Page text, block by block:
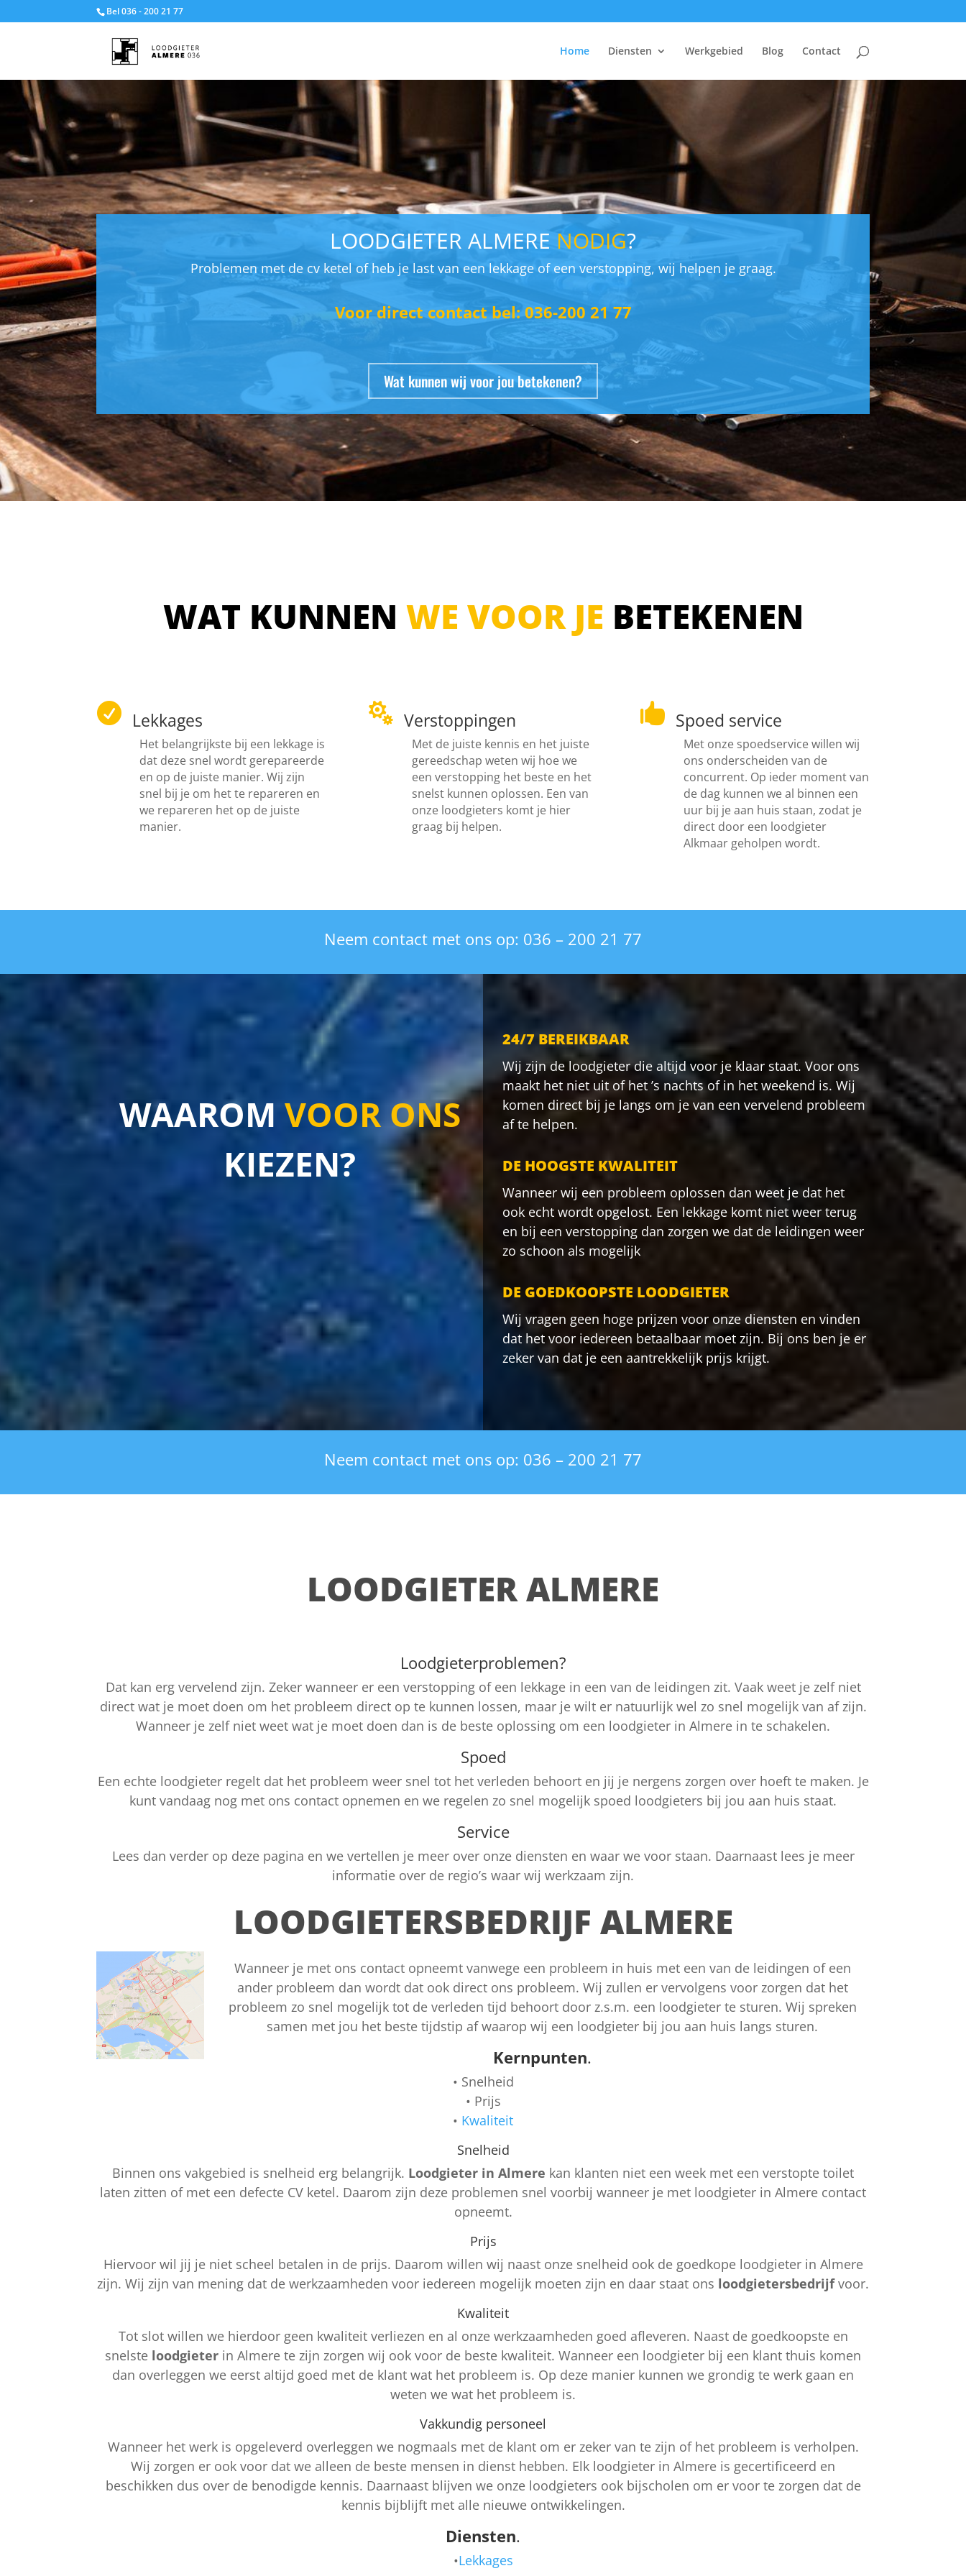
Bel 036 - 200 21 77
Home Diensten Werkgebied Blog Contact
LOODGIETER ALMERENODIG?
Problemen met de cv ketel of heb je last van een lekkage of een verstopping, wij helpen je graag.
Voor direct contact bel: 036-200 21 77
Wat kunnen wij voor jou betekenen?
WAT KUNNEN WE VOOR JE BETEKENEN
 Lekkages
Het belangrijkste bij een lekkage is
dat deze snel wordt gerepareerde
en op de juiste manier. Wij zijn
snel bij je om het te repareren en
we repareren het op de juiste
manier.
 Verstoppingen
Met de juiste kennis en het juiste
gereedschap weten wij hoe we
een verstopping het beste en het
snelst kunnen oplossen. Een van
onze loodgieters komt je hier
graag bij helpen.
 Spoed service
Met onze spoedservice willen wij
ons onderscheiden van de
concurrent. Op ieder moment van
de dag kunnen we al binnen een
uur bij je aan huis staan, zodat je
direct door een loodgieter
Alkmaar geholpen wordt.
Neem contact met ons op: 036 – 200 21 77
WAAROM VOOR ONS
KIEZEN?
24/7 BEREIKBAAR
Wij zijn de loodgieter die altijd voor je klaar staat. Voor ons
maakt het niet uit of het ’s nachts of in het weekend is. Wij
komen direct bij je langs om je van een vervelend probleem
af te helpen.
DE HOOGSTE KWALITEIT
Wanneer wij een probleem oplossen dan weet je dat het
ook echt wordt opgelost. Een lekkage komt niet weer terug
en bij een verstopping dan zorgen we dat de leidingen weer
zo schoon als mogelijk
DE GOEDKOOPSTE LOODGIETER
Wij vragen geen hoge prijzen voor onze diensten en vinden
dat het voor iedereen betaalbaar moet zijn. Bij ons ben je er
zeker van dat je een aantrekkelijk prijs krijgt.
Neem contact met ons op: 036 – 200 21 77
LOODGIETER ALMERE
Loodgieterproblemen?
Dat kan erg vervelend zijn. Zeker wanneer er een verstopping of een lekkage in een van de leidingen zit. Vaak weet je zelf niet
direct wat je moet doen om het probleem direct op te kunnen lossen, maar je wilt er natuurlijk wel zo snel mogelijk van af zijn.
Wanneer je zelf niet weet wat je moet doen dan is de beste oplossing om een loodgieter in Almere in te schakelen.
Spoed
Een echte loodgieter regelt dat het probleem weer snel tot het verleden behoort en jij je nergens zorgen over hoeft te maken. Je
kunt vandaag nog met ons contact opnemen en we regelen zo snel mogelijk spoed loodgieters bij jou aan huis staat.
Service
Lees dan verder op deze pagina en we vertellen je meer over onze diensten en waar we voor staan. Daarnaast lees je meer
informatie over de regio’s waar wij werkzaam zijn.
LOODGIETERSBEDRIJF ALMERE
Wanneer je met ons contact opneemt vanwege een probleem in huis met een van de leidingen of een
ander probleem dan wordt dat ook direct ons probleem. Wij zullen er vervolgens voor zorgen dat het
probleem zo snel mogelijk tot de verleden tijd behoort door z.s.m. een loodgieter te sturen. Wij spreken
samen met jou het beste tijdstip af waarop wij een loodgieter bij jou aan huis langs sturen.
Kernpunten.
• Snelheid
• Prijs
• Kwaliteit
Snelheid
Binnen ons vakgebied is snelheid erg belangrijk. Loodgieter in Almere kan klanten niet een week met een verstopte toilet
laten zitten of met een defecte CV ketel. Daarom zijn deze problemen snel voorbij wanneer je met loodgieter in Almere contact
opneemt.
Prijs
Hiervoor wil jij je niet scheel betalen in de prijs. Daarom willen wij naast onze snelheid ook de goedkope loodgieter in Almere
zijn. Wij zijn van mening dat de werkzaamheden voor iedereen mogelijk moeten zijn en daar staat ons loodgietersbedrijfvoor.
Kwaliteit
Tot slot willen we hierdoor geen kwaliteit verliezen en al onze werkzaamheden goed afleveren. Naast de goedkoopste en
snelste loodgieter in Almere te zijn zorgen wij ook voor de beste kwaliteit. Wanneer een loodgieter bij een klant thuis komen
dan overleggen we eerst altijd goed met de klant wat het probleem is. Op deze manier kunnen we grondig te werk gaan en
weten we wat het probleem is.
Vakkundig personeel
Wanneer het werk is opgeleverd overleggen we nogmaals met de klant om er zeker van te zijn of het probleem is verholpen.
Wij zorgen er ook voor dat we alleen de beste mensen in dienst hebben. Elk loodgieter in Almere is gecertificeerd en
beschikken dus over de benodigde kennis. Daarnaast blijven we onze loodgieters ook bijscholen om er voor te zorgen dat de
kennis bijblijft met alle nieuwe ontwikkelingen.
Diensten.
•Lekkages